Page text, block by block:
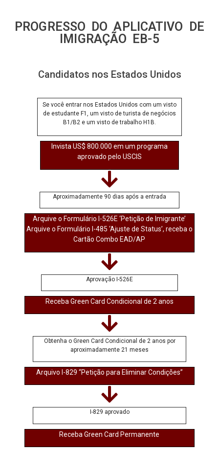
PROGRESSO DO APLICATIVO DE
IMIGRAÇÃO EB-5
Candidatos nos Estados Unidos
Se você entrar nos Estados Unidos com um visto
de estudante F1, um visto de turista de negócios
B1/B2 e um visto de trabalho H1B.
Invista US$ 800.000 em um programa
aprovado pelo USCIS
Aproximadamente 90 dias após a entrada
Arquive o Formulário I-526E ‘Petição de Imigrante’
Arquive o Formulário I-485 ‘Ajuste de Status’, receba o
Cartão Combo EAD/AP
Aprovação I-526E
Receba Green Card Condicional de 2 anos
Obtenha o Green Card Condicional de 2 anos por
aproximadamente 21 meses
Arquivo I-829 “Petição para Eliminar Condições”
I-829 aprovado
Receba Green Card Permanente